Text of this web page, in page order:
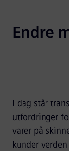
Endre
I dag står
utfordringer
varer på
kunder